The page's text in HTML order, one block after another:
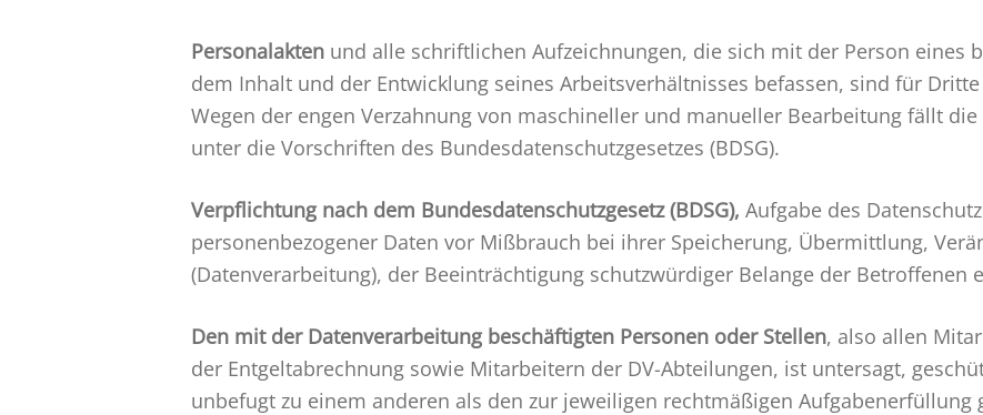
Personalakten und alle schriftlichen Aufzeichnungen, die sich mit der Person eines
dem Inhalt und der Entwicklung seines Arbeitsverhältnis­ses befassen, sind für
Wegen der engen Verzahnung von maschineller und manueller Bearbeitung fällt
unter die Vorschriften des Bundesdatenschutzgesetzes (BDSG).
Verpflichtung nach dem Bundesdatenschutzgesetz (BDSG), Aufgabe des
personenbezogener Daten vor Miß­brauch bei ihrer Speicherung, Übermittlung,
(Datenverarbeitung), der Beeinträchtigung schutzwürdiger Belange der Betroffenen
Den mit der Datenverarbeitung beschäftigten Personen oder Stellen, also allen
der Entgeltabrechnung sowie Mitarbeitern der DV-Abteilungen, ist untersagt,
unbefugt zu einem anderen als den zur jeweiligen rechtmäßigen Aufgabenerfüllung